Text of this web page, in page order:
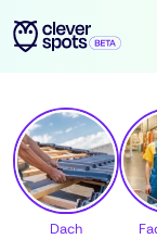
cleverspots -
Dach